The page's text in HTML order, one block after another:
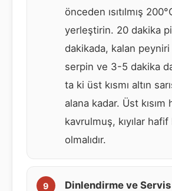
önceden ısıtılmış
yerleştirin. 20 dakika
dakikada, kalan
serpin ve 3-5 dakika
ta ki üst kısmı altın
alana kadar. Üst kısım
kavrulmuş, kıyılar hafif
olmalıdır.
Dinlendirme ve Servis